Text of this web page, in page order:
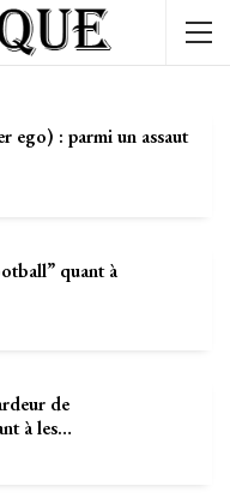
ego) : parmi un assaut
quant à
de
à les…